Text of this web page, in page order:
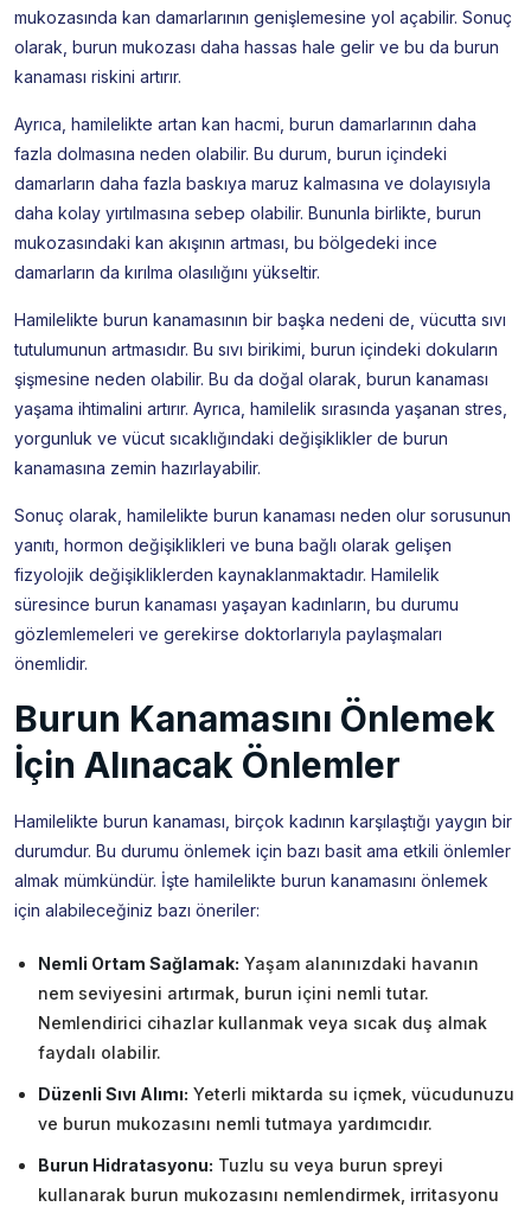
mukozasında kan damarlarının genişlemesine yol açabilir. Sonuç
olarak, burun mukozası daha hassas hale gelir ve bu da burun
kanaması riskini artırır.
Ayrıca, hamilelikte artan kan hacmi, burun damarlarının daha
fazla dolmasına neden olabilir. Bu durum, burun içindeki
damarların daha fazla baskıya maruz kalmasına ve dolayısıyla
daha kolay yırtılmasına sebep olabilir. Bununla birlikte, burun
mukozasındaki kan akışının artması, bu bölgedeki ince
damarların da kırılma olasılığını yükseltir.
Hamilelikte burun kanamasının bir başka nedeni de, vücutta sıvı
tutulumunun artmasıdır. Bu sıvı birikimi, burun içindeki dokuların
şişmesine neden olabilir. Bu da doğal olarak, burun kanaması
yaşama ihtimalini artırır. Ayrıca, hamilelik sırasında yaşanan stres,
yorgunluk ve vücut sıcaklığındaki değişiklikler de burun
kanamasına zemin hazırlayabilir.
Sonuç olarak, hamilelikte burun kanaması neden olur sorusunun
yanıtı, hormon değişiklikleri ve buna bağlı olarak gelişen
fizyolojik değişikliklerden kaynaklanmaktadır. Hamilelik
süresince burun kanaması yaşayan kadınların, bu durumu
gözlemlemeleri ve gerekirse doktorlarıyla paylaşmaları
önemlidir.
Burun Kanamasını Önlemek
İçin Alınacak Önlemler
Hamilelikte burun kanaması, birçok kadının karşılaştığı yaygın bir
durumdur. Bu durumu önlemek için bazı basit ama etkili önlemler
almak mümkündür. İşte hamilelikte burun kanamasını önlemek
için alabileceğiniz bazı öneriler:
Nemli Ortam Sağlamak: Yaşam alanınızdaki havanın
nem seviyesini artırmak, burun içini nemli tutar.
Nemlendirici cihazlar kullanmak veya sıcak duş almak
faydalı olabilir.
Düzenli Sıvı Alımı: Yeterli miktarda su içmek, vücudunuzu
ve burun mukozasını nemli tutmaya yardımcıdır.
Burun Hidratasyonu: Tuzlu su veya burun spreyi
kullanarak burun mukozasını nemlendirmek, irritasyonu